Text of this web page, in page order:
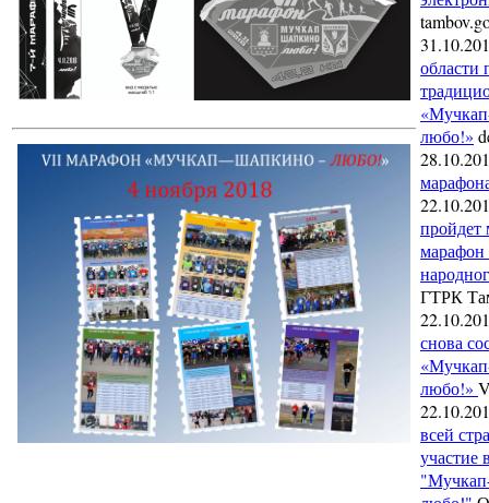
области
любо!»
марафон
ГТРК
снова
любо!»
всей
участие